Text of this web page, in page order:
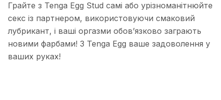
Грайте з Tenga Egg Stud самі або урізноманітнюйте
секс із партнером, використовуючи смаковий
лубрикант, і ваші оргазми обов’язково заграють
новими фарбами! З Tenga Egg ваше задоволення у
ваших руках!